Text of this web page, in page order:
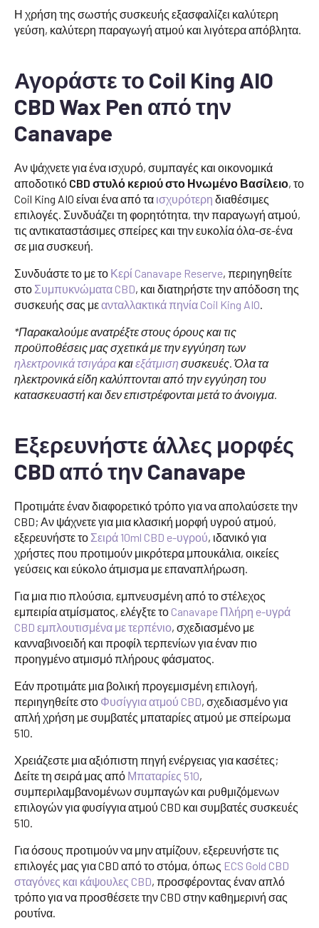
Η χρήση της σωστής συσκευής εξασφαλίζει καλύτερη
γεύση, καλύτερη παραγωγή ατμού και λιγότερα απόβλητα.
Αγοράστε το Coil King AIO
CBD Wax Pen από την
Canavape
Αν ψάχνετε για ένα ισχυρό, συμπαγές και οικονομικά
αποδοτικό CBD στυλό κεριού στο Ηνωμένο Βασίλειο, το
Coil King AIO είναι ένα από τα ισχυρότερη διαθέσιμες
επιλογές. Συνδυάζει τη φορητότητα, την παραγωγή ατμού,
τις αντικαταστάσιμες σπείρες και την ευκολία όλα-σε-ένα
σε μια συσκευή.
Συνδυάστε το με το Κερί Canavape Reserve, περιηγηθείτε
στο Συμπυκνώματα CBD, και διατηρήστε την απόδοση της
συσκευής σας μεανταλλακτικά πηνία Coil King AIO
*Παρακαλούμε ανατρέξτε στους όρους και τις
προϋποθέσεις μας σχετικά με την εγγύηση των
ηλεκτρονικά τσιγάρακαιεξάτμιση συσκευές. Όλα τα
ηλεκτρονικά είδη καλύπτονται από την εγγύηση του
κατασκευαστή και δεν επιστρέφονται μετά το άνοιγμα.
Εξερευνήστε άλλες μορφές
CBD από την Canavape
Προτιμάτε έναν διαφορετικό τρόπο για να απολαύσετε την
CBD; Αν ψάχνετε για μια κλασική μορφή υγρού ατμού,
εξερευνήστε το Σειρά 10ml CBD e-υγρού, ιδανικό για
χρήστες που προτιμούν μικρότερα μπουκάλια, οικείες
γεύσεις και εύκολο άτμισμα με επαναπλήρωση.
Για μια πιο πλούσια, εμπνευσμένη από το στέλεχος
εμπειρία ατμίσματος, ελέγξτε το Canavape Πλήρη e-υγρά
CBD εμπλουτισμένα με τερπένιο, σχεδιασμένο με
κανναβινοειδή και προφίλ τερπενίων για έναν πιο
προηγμένο ατμισμό πλήρους φάσματος.
Εάν προτιμάτε μια βολική προγεμισμένη επιλογή,
περιηγηθείτε στο Φυσίγγια ατμού CBD, σχεδιασμένο για
απλή χρήση με συμβατές μπαταρίες ατμού με σπείρωμα
510.
Χρειάζεστε μια αξιόπιστη πηγή ενέργειας για κασέτες;
Δείτε τη σειρά μας από Μπαταρίες 510,
συμπεριλαμβανομένων συμπαγών και ρυθμιζόμενων
επιλογών για φυσίγγια ατμού CBD και συμβατές συσκευές
510.
Για όσους προτιμούν να μην ατμίζουν, εξερευνήστε τις
επιλογές μας για CBD από το στόμα, όπως ECS Gold CBD
σταγόνες και κάψουλες CBD, προσφέροντας έναν απλό
τρόπο για να προσθέσετε την CBD στην καθημερινή σας
ρουτίνα.